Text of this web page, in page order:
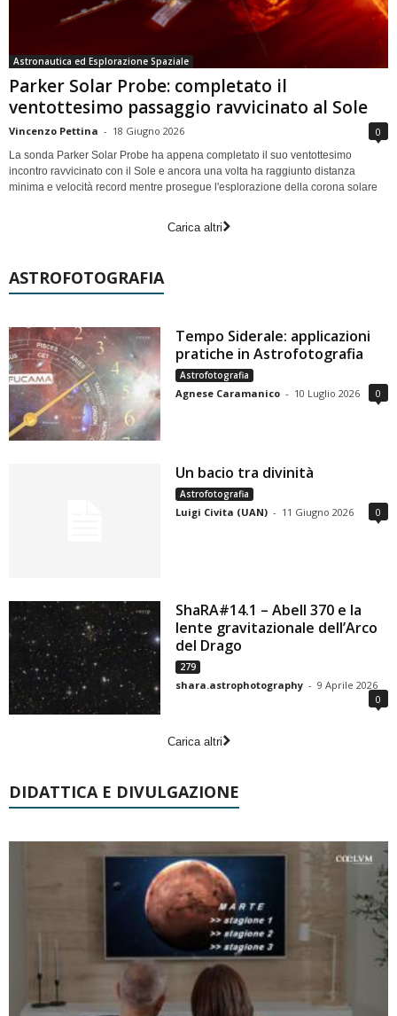
Astronautica ed Esplorazione Spaziale
Parker Solar Probe: completato il
ventottesimo passaggio ravvicinato al Sole
Vincenzo Pettina - 18 Giugno 2026 0
La sonda Parker Solar Probe ha appena completato il suo ventottesimo
incontro ravvicinato con il Sole e ancora una volta ha raggiunto distanza
minima e velocità record mentre prosegue l'esplorazione della corona solare
Carica altri
ASTROFOTOGRAFIA
Tempo Siderale: applicazioni
pratiche in Astrofotografia
Astrofotografia
Agnese Caramanico - 10 Luglio 2026 0
Un bacio tra divinità
Astrofotografia
Luigi Civita (UAN) - 11 Giugno 2026 0
ShaRA#14.1 – Abell 370 e la
lente gravitazionale dell’Arco
del Drago
279
shara.astrophotography - 9 Aprile 2026
0
Carica altri
DIDATTICA E DIVULGAZIONE